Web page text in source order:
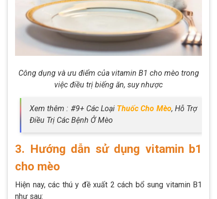
Công dụng và ưu điểm của vitamin B1 cho mèo trong
việc điều trị biếng ăn, suy nhược
Xem thêm : #9+ Các Loại Thuốc Cho Mèo, Hỗ Trợ
Điều Trị Các Bệnh Ở Mèo
3. Hướng dẫn sử dụng vitamin b1
cho mèo
Hiện nay, các thú y đề xuất 2 cách bổ sung vitamin B1
như sau: